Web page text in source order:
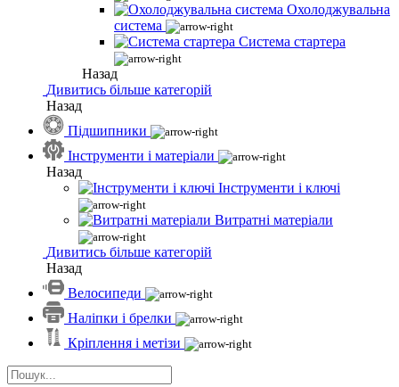
Охолоджувальна
система
Система стартера
Назад
Дивитись більше категорій
Назад
Підшипники
Інструменти і матеріали
Назад
Інструменти і ключі
Витратні матеріали
Дивитись більше категорій
Назад
Велосипеди
Наліпки і брелки
Кріплення і метізи